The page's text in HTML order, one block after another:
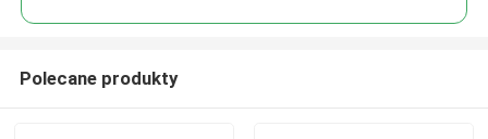
Polecane produkty